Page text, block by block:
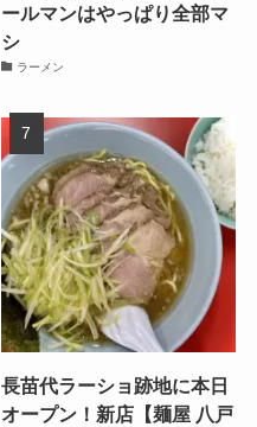
ールマンはやっぱり全部マ
シ
ラーメン
長苗代ラーショ跡地に本日
オープン！新店【麺屋 八戸